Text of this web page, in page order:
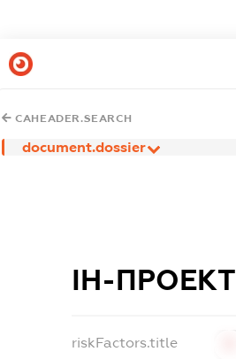
CAHEADER.SEARCH
document.dossier
ІН-ПРОЕКТ
riskFactors.title